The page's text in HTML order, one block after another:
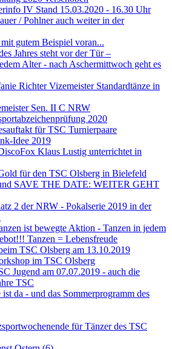
IV Stand 15.03.2020 - 16.30 Uhr
/ Pohlner auch weiter in der
gutem Beispiel voran...
Jahres steht vor der Tür –
Alter - nach Aschermittwoch geht es
Richter Vizemeister Standardtänze in
Sen. II C NRW
2020
für TSC Turnierpaare
Idee 2019
Klaus Lustig unterrichtet in
für den TSC Olsberg in Bielefeld
SAVE THE DATE: WEITER GEHT
2 der NRW - Pokalserie 2019 in der
ist bewegte Aktion - Tanzen in jedem
Tanzen = Lebensfreude
TSC Olsberg am 13.10.2019
im TSC Olsberg
Jugend am 07.07.2019 - auch die
TSC
da - und das Sommerprogramm des
für Tänzer des TSC